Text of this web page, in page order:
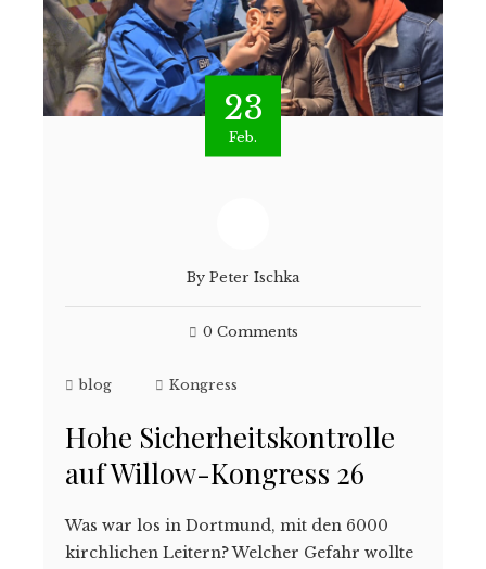
23
Feb.
By Peter Ischka
0 Comments
blog Kongress
Hohe Sicherheitskontrolle
auf Willow-Kongress 26
Was war los in Dortmund, mit den 6000
kirchlichen Leitern? Welcher Gefahr wollte